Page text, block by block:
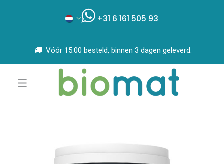
+31 6 161 505 93
Vóór 15:00 besteld, binnen 3 dagen geleverd.